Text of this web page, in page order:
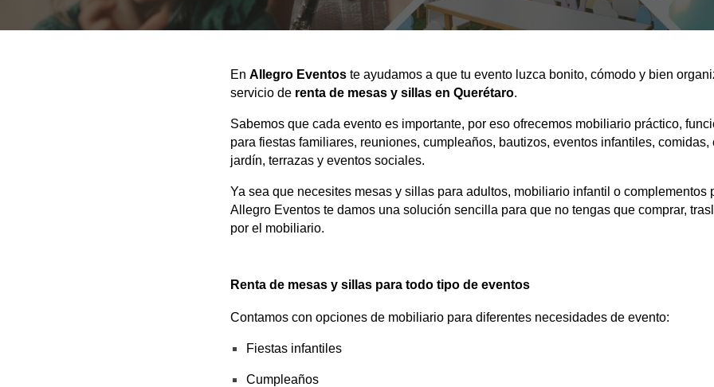
En Allegro Eventoste ayudamos a que tu evento luzca bonito, cómodo y bien
servicio de renta de mesas y sillas en Querétaro.
Sabemos que cada evento es importante, por eso ofrecemos mobiliario práctico,
para fiestas familiares, reuniones, cumpleaños, bautizos, eventos infantiles,
jardín, terrazas y eventos sociales.
Ya sea que necesites mesas y sillas para adultos, mobiliario infantil o complementos
Allegro Eventos te damos una solución sencilla para que no tengas que comprar,
por el mobiliario.
Renta de mesas y sillas para todo tipo de eventos
Contamos con opciones de mobiliario para diferentes necesidades de evento:
Fiestas infantiles
Cumpleaños